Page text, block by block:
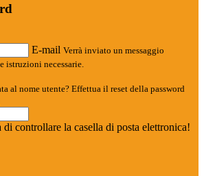
E-mail Verrà inviato un messaggio
istruzioni necessarie.
al nome utente? Effettua il reset della password
controllare la casella di posta elettronica!